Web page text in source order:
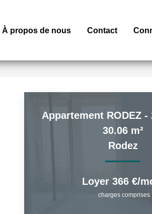
À propos de nous Contact
Appartement RODEZ -
30.06 m²
Rodez
Loyer 366 €/
charges comprises